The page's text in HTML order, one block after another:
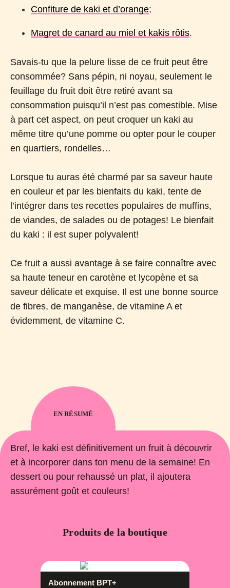
Confiture de kaki et d’orange;
Magret de canard au miel et kakis rôtis.
Savais-tu que la pelure lisse de ce fruit peut être
consommée? Sans pépin, ni noyau, seulement le
feuillage du fruit doit être retiré avant sa
consommation puisqu’il n’est pas comestible. Mise
à part cet aspect, on peut croquer un kaki au
même titre qu’une pomme ou opter pour le couper
en quartiers, rondelles…
Lorsque tu auras été charmé par sa saveur haute
en couleur et par les bienfaits du kaki, tente de
l’intégrer dans tes recettes populaires de muffins,
de viandes, de salades ou de potages! Le bienfait
du kaki : il est super polyvalent!
Ce fruit a aussi avantage à se faire connaître avec
sa haute teneur en carotène et lycopène et sa
saveur délicate et exquise. Il est une bonne source
de fibres, de manganèse, de vitamine A et
évidemment, de vitamine C.
EN RÉSUMÉ
Bref, le kaki est définitivement un fruit à découvrir
et à incorporer dans ton menu de la semaine! En
dessert ou pour rehaussé un plat, il ajoutera
assurément goût et couleurs!
Produits de la boutique
Abonnement BPT+